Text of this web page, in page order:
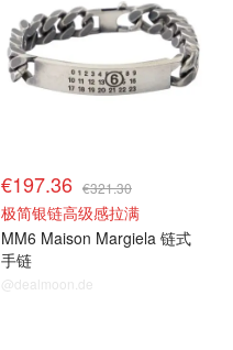
€197.36 €321.30
极简银链高级感拉满
MM6 Maison Margiela 链式
手链
@dealmoon.de